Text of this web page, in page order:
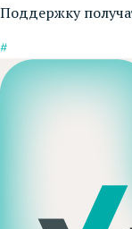
Поддержку
#